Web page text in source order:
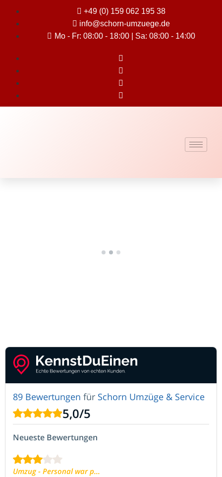
+49 (0) 159 062 195 38
info@schorn-umzuege.de
Mo - Fr: 08:00 - 18:00 | Sa: 08:00 - 14:00
Schorn Umzüge & Service
Angebot Anfordern
89 Bewertungen für Schorn Umzüge & Service
5,0/5
Neueste Bewertungen
Umzug - Personal war p...